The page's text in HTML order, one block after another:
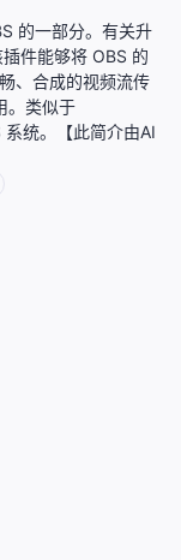
的一部分。有关升
件能够将 OBS 的
、合成的视频流传
。类似于
统。【此简介由AI